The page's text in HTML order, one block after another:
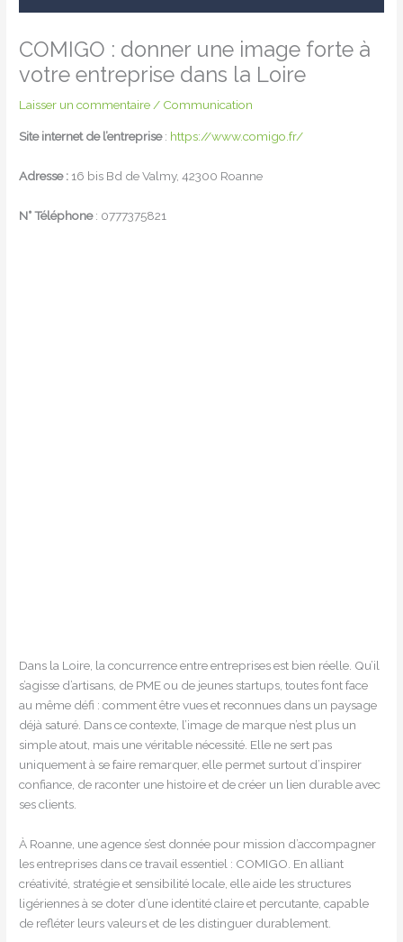
COMIGO : donner une image forte à
votre entreprise dans la Loire
Laisser un commentaire / Communication
Site internet de l’entreprise: https://www.comigo.fr/
Adresse : 16 bis Bd de Valmy, 42300 Roanne
N° Téléphone: 0777375821
Dans la Loire, la concurrence entre entreprises est bien réelle. Qu’il
s’agisse d’artisans, de PME ou de jeunes startups, toutes font face
au même défi : comment être vues et reconnues dans un paysage
déjà saturé. Dans ce contexte, l’image de marque n’est plus un
simple atout, mais une véritable nécessité. Elle ne sert pas
uniquement à se faire remarquer, elle permet surtout d’inspirer
confiance, de raconter une histoire et de créer un lien durable avec
ses clients.
À Roanne, une agence s’est donnée pour mission d’accompagner
les entreprises dans ce travail essentiel : COMIGO. En alliant
créativité, stratégie et sensibilité locale, elle aide les structures
ligériennes à se doter d’une identité claire et percutante, capable
de refléter leurs valeurs et de les distinguer durablement.